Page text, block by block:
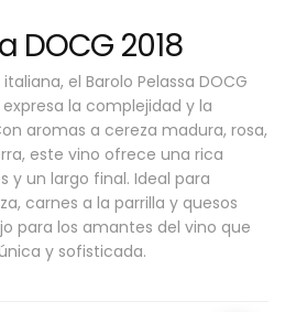
DOCG 2018
el Barolo Pelassa DOCG
la complejidad y la
aromas a cereza madura, rosa,
este vino ofrece una rica
y un largo final. Ideal para
carnes a la parrilla y quesos
para los amantes del vino que
y sofisticada.